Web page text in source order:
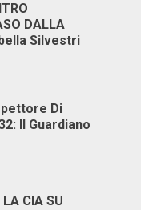
DALLA
Silvestri
Di
Il Guardiano
LA CIA SU